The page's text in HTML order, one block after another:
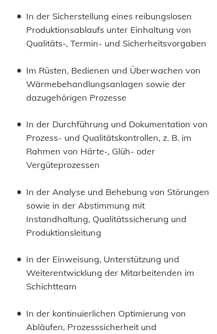
In der Sicherstellung eines reibungslosen
Produktionsablaufs unter Einhaltung von
Qualitäts-, Termin- und Sicherheitsvorgaben
Im Rüsten, Bedienen und Überwachen von
Wärmebehandlungsanlagen sowie der
dazugehörigen Prozesse
In der Durchführung und Dokumentation von
Prozess- und Qualitätskontrollen, z. B. im
Rahmen von Härte-, Glüh- oder
Vergüteprozessen
In der Analyse und Behebung von Störungen
sowie in der Abstimmung mit
Instandhaltung, Qualitätssicherung und
Produktionsleitung
In der Einweisung, Unterstützung und
Weiterentwicklung der Mitarbeitenden im
Schichtteam
In der kontinuierlichen Optimierung von
Abläufen, Prozesssicherheit und